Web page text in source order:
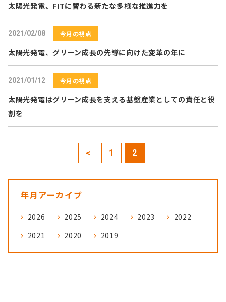
太陽光発電、FITに替わる新たな多様な推進力を
2021/02/08 今月の視点
太陽光発電、グリーン成長の先導に向けた変革の年に
2021/01/12 今月の視点
太陽光発電はグリーン成長を支える基盤産業としての責任と役
割を
< 1 2
年月アーカイブ
2026 2025 2024 2023
2022
2021
2020 2019